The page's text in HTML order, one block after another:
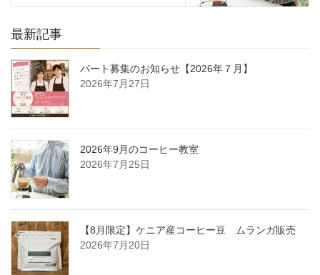
最新記事
パート募集のお知らせ【2026年７月】
2026年7月27日
2026年9月のコーヒー教室
2026年7月25日
【8月限定】ケニア産コーヒー豆 ムランガ販売
2026年7月20日